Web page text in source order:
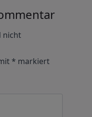
nicht
* markiert